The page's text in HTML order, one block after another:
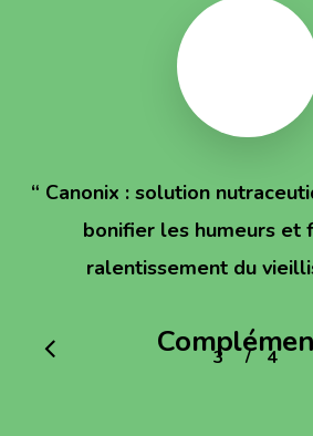
“ Canonix : solution
bonifier les humeurs et
ralentissement du
alimentaires
1 2 3 4/ 4